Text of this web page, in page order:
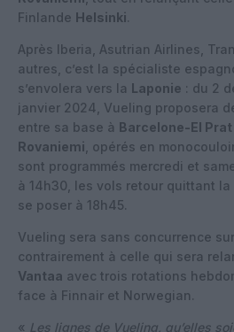
Finlande Helsinki.
Après Iberia, Asutrian Airlines,
autres, c’est la spécialiste
s’envolera vers la Laponie : du 2
janvier 2024, Vueling proposera
entre sa base à Barcelone-El Prat
Rovaniemi , opérés en
sont programmés mercredi et
à 14h30, les vols retour quittant la
se poser à 18h45.
Vueling sera sans concurrence
contrairement à celle qui sera
Vantaa avec trois rotations
face à Finnair et Norwegian.
« Les lignes de Vueling, qu’elles